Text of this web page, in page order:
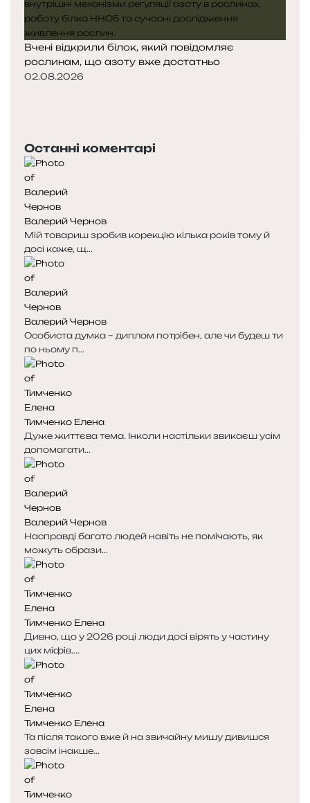
Вчені відкрили білок, який повідомляє
рослинам, що азоту вже достатньо
02.08.2026
р
е
д
н
я
с
т
о
р
і
н
к
а
т
у
п
н
а
с
т
о
р
і
н
к
а
Останні коментарі
Валерий Чернов
Мій товариш зробив корекцію кілька років тому й
досі каже, щ...
Валерий Чернов
Особиста думка – диплом потрібен, але чи будеш ти
по ньому п...
Тимченко Елена
Дуже життєва тема. Інколи настільки звикаєш усім
допомагати...
Валерий Чернов
Насправді багато людей навіть не помічають, як
можуть образи...
Тимченко Елена
Дивно, що у 2026 році люди досі вірять у частину
цих міфів....
Тимченко Елена
Та після такого вже й на звичайну мишу дивишся
зовсім інакше...